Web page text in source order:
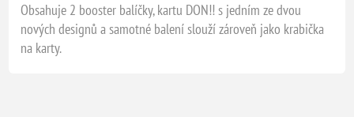
Obsahuje 2 booster balíčky, kartu DON!! s jedním ze dvou
nových designů a samotné balení slouží zároveň jako krabička
na karty.